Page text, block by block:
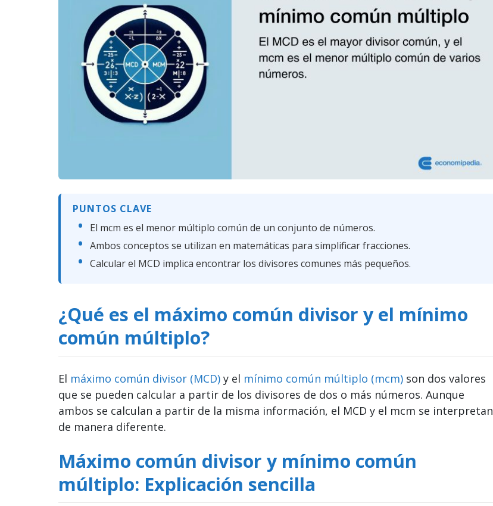
PUNTOS CLAVE
El mcm es el menor múltiplo común de un conjunto de números.
Ambos conceptos se utilizan en matemáticas para simplificar fracciones.
Calcular el MCD implica encontrar los divisores comunes más pequeños.
¿Qué es el máximo común divisor y el mínimo
común múltiplo?
El máximo común divisor (MCD) y el mínimo común múltiplo (mcm) son dos valores
que se pueden calcular a partir de los divisores de dos o más números. Aunque
ambos se calculan a partir de la misma información, el MCD y el mcm se interpretan
de manera diferente.
Máximo común divisor y mínimo común
múltiplo: Explicación sencilla